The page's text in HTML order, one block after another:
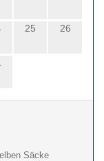
25 26
Säcke